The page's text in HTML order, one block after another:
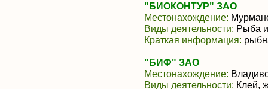
"БИОКОНТУР" ЗАО
Местонахождение:
Виды деятельности: Рыба
Краткая информация:
"БИФ" ЗАО
Местонахождение:
Виды деятельности: Клей,